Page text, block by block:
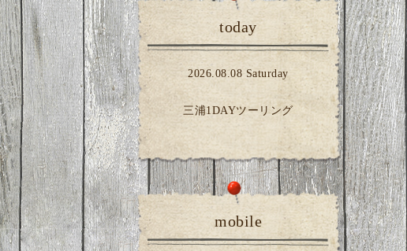
today
2026.08.08 Saturday
三浦1DAYツーリング
mobile